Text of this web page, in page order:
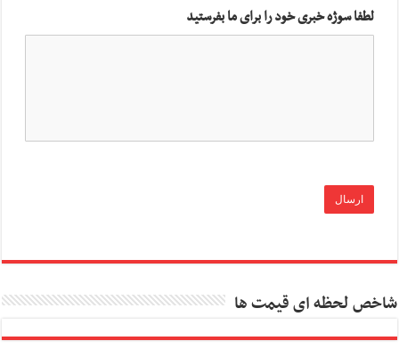
لطفا سوژه خبری خود را برای ما بفرستید
شاخص لحظه ای قیمت ها